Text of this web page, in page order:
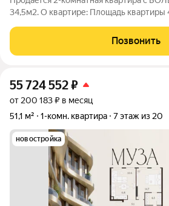
34,5м2. О квартире: Площадь квартиры
изолированные комнаты (15 кв.м. + 13,1
Совмещенный
Позвонить
55 724 552₽
от 200 183 ₽ в месяц
51,1 м²
1-комн. квартира 7 этаж из 20
новостройка